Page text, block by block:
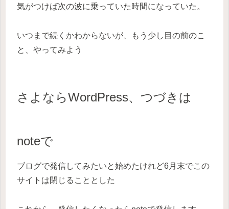
気がつけば次の波に乗っていた時間になっていた。
いつまで続くかわからないが、もう少し目の前のこ
と、やってみよう
さよならWordPress、つづきは
noteで
ブログで発信してみたいと始めたけれど6月末でこの
サイトは閉じることとした